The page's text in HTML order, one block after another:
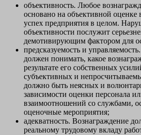
объективность. Любое
основано на объективной оценке
успех предприятия в целом.
объективности послужит
демотивирующим фактором для
предсказуемость и
должен понимать, какое
результате его собственных
субъективных и
должно быть неясных и
зависимости оценки персонала
взаимоотношений со службами,
оценочные мероприятия;
адекватность. Вознаграждение
реальному трудовому вкладу